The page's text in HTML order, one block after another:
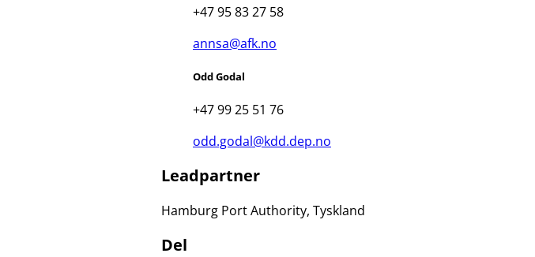
+47 95 83 27 58
annsa@afk.no
Odd Godal
+47 99 25 51 76
odd.godal@kdd.dep.no
Leadpartner
Hamburg Port Authority, Tyskland
Del